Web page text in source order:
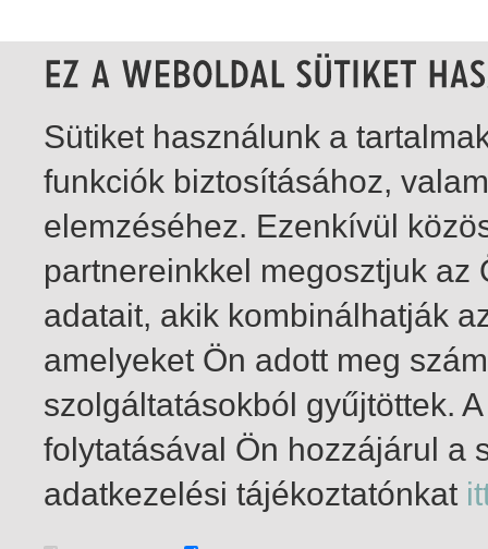
1-1 / összesen 1 találat
Sütiket használunk a
funkciók biztosításához,
elemzéséhez. Ezenkívül
partnereinkkel megosztjuk
adatait, akik kombinálhatják
amelyeket Ön adott meg
szolgáltatásokból gyűjtöttek.
folytatásával Ön hozzájárul a
adatkezelési tájékoztatónkat